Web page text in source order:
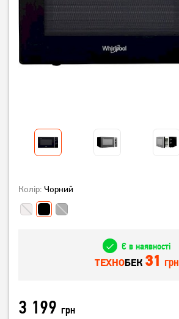
Колір: Чорний
Є в наявності
ТЕХНОБЕК 31 грн
3 199 грн